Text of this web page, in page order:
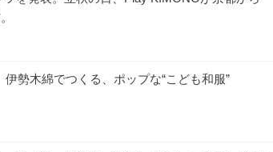
勢木綿でつくる、ポップな“こども和服”